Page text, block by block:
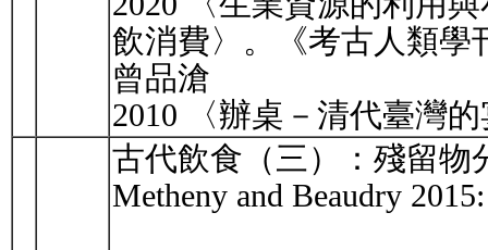
飲消費〉。《考古人類學
曾品滄
2010 〈辦桌－清代臺灣
古代飲食（三）：殘留物
Metheny and Beaudry